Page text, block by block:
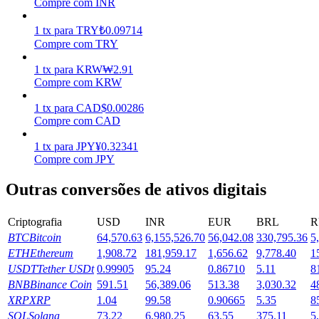
Ganhar
Ganhe recompensas competitivas diariamente
1 tx para TRY₺0.09714
Compre com TRY
1 tx para KRW₩2.91
Compre com KRW
1 tx para CAD$0.00286
Compre com CAD
1 tx para JPY¥0.32341
Compre com JPY
Outras conversões de ativos digitais
Criptografia USD INR EUR BRL
BTCBitcoin 64,570.63 6,155,526.70 56,042.08 330,795.36
ETHEthereum 1,908.72 181,959.17 1,656.62 9,778.40
USDTTether USDt 0.99905 95.24 0.86710 5.11
BNBBinance Coin 591.51 56,389.06 513.38 3,030.32
XRPXRP 1.04 99.58 0.90665 5.35
SOLSolana 73.22 6,980.25 63.55 375.11